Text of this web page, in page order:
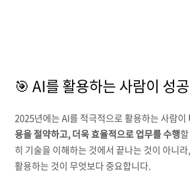
🎯 AI를 활용하는 사람이 성
2025년에는 AI를 적극적으로 활용하는 사람이
용을 절약하고, 더욱 효율적으로 업무를 수행
히 기술을 이해하는 것에서 끝나는 것이 아니
활용하는 것이 무엇보다 중요합니다.